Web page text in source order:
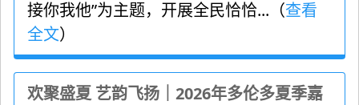
接你我他”为主题，开展全民恰恰...（查看
全文）
欢聚盛夏 艺韵飞扬｜2026年多伦多夏季嘉